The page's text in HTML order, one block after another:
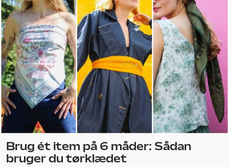
Brug ét item på 6 måder: Sådan
bruger du tørklædet